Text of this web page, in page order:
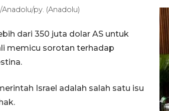
py. (Anadolu)
dari 350 juta dolar AS untuk
memicu sorotan terhadap
Israel adalah salah satu isu